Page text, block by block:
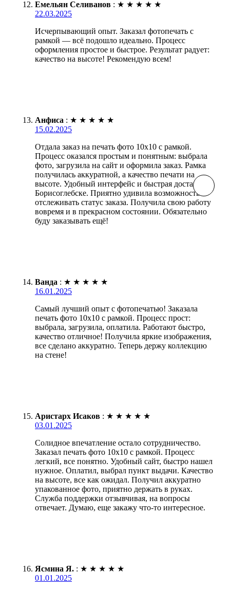
Емельян Селиванов : ★ ★ ★ ★ ★
22.03.2025
Исчерпывающий опыт. Заказал фотопечать с
рамкой — всё подошло идеально. Процесс
оформления простое и быстрое. Результат радует:
качество на высоте! Рекомендую всем!
Анфиса : ★ ★ ★ ★ ★
15.02.2025
Отдала заказ на печать фото 10х10 с рамкой.
Процесс оказался простым и понятным: выбрала
фото, загрузила на сайт и оформила заказ. Рамка
получилась аккуратной, а качество печати на
высоте. Удобный интерфейс и быстрая доставка в
Борисоглебске. Приятно удивила возможность
отслеживать статус заказа. Получила свою работу
вовремя и в прекрасном состоянии. Обязательно
буду заказывать ещё!
Ванда : ★ ★ ★ ★ ★
16.01.2025
Самый лучший опыт с фотопечатью! Заказала
печать фото 10х10 с рамкой. Процесс прост:
выбрала, загрузила, оплатила. Работают быстро,
качество отличное! Получила яркие изображения,
все сделано аккуратно. Теперь держу коллекцию
на стене!
Аристарх Исаков : ★ ★ ★ ★ ★
03.01.2025
Солидное впечатление остало сотрудничество.
Заказал печать фото 10х10 с рамкой. Процесс
легкий, все понятно. Удобный сайт, быстро нашел
нужное. Оплатил, выбрал пункт выдачи. Качество
на высоте, все как ожидал. Получил аккуратно
упакованное фото, приятно держать в руках.
Служба поддержки отзывчивая, на вопросы
отвечает. Думаю, еще закажу что-то интересное.
Ясмина Я. : ★ ★ ★ ★ ★
01.01.2025